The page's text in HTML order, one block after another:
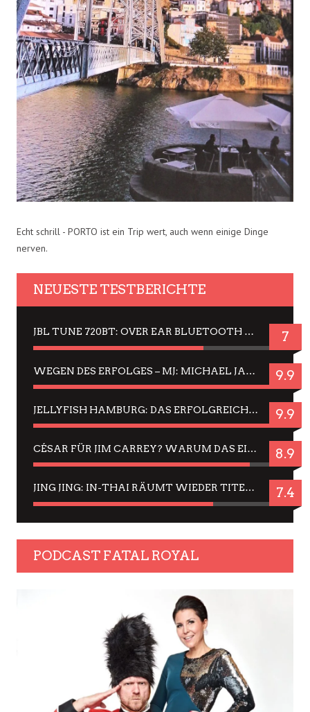
Echt schrill - PORTO ist ein Trip wert, auch wenn einige Dinge
nerven.
NEUESTE TESTBERICHTE
JBL TUNE 720BT: OVER EAR BLUETOOTH KOPFHÖRER UM DIE 50,-€ IM DAUER-TEST 7
WEGEN DES ERFOLGES – MJ: MICHAEL JACKSON MUSICAL IN EINER MATINEE SEHEN 9.9
JELLYFISH HAMBURG: DAS ERFOLGREICHE SOMMER-MENÜ 2025 IN GEFÜHLEN UND BILDERN 9.9
CÉSAR FÜR JIM CARREY? WARUM DAS EINER DER NERVIGSTEN ACTORS IST UND BLEIBT 8.9
JING JING: IN-THAI RÄUMT WIEDER TITEL AB – EIN ZWEI-STUNDEN-ERLEBNISBERICHT 7.4
PODCAST FATAL ROYAL